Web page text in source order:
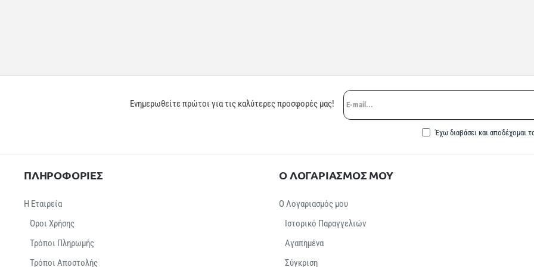
Ενημερωθείτε πρώτοι για τις καλύτερες προσφορές μας!
E-
mail...
Έχω διαβάσει και αποδέχομαι
ΠΛΗΡΟΦΟΡΙΕΣ
Η Εταιρεία
Όροι Χρήσης
Τρόποι Πληρωμής
Τρόποι Αποστολής
Ο ΛΟΓΑΡΙΑΣΜΟΣ ΜΟΥ
Ο Λογαριασμός μου
Ιστορικό Παραγγελιών
Αγαπημένα
Σύγκριση